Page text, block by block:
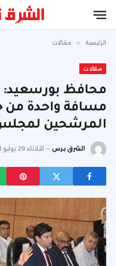
الرئيسية » مقالات
مقالات
محافظ بورسعيد:
مسافة واحدة من
المرشحين
الشرق برس الثلاثاء 29 يوليو 9:01 ص